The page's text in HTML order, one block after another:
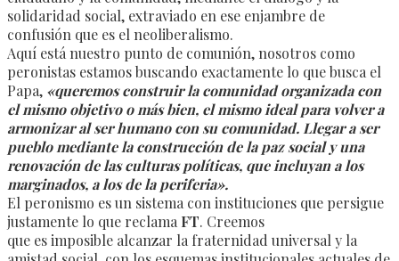
solidaridad social, extraviado en ese enjambre de
confusión que es el neoliberalismo.
Aquí está nuestro punto de comunión, nosotros como
peronistas estamos buscando exactamente lo que busca el
Papa, «queremos construir la comunidad organizada con
el mismo objetivo o más bien, el mismo ideal para volver a
armonizar al ser humano con su comunidad. Llegar a ser
pueblo mediante la construcción de la paz social y una
renovación de las culturaspolíticas, que incluyan a los
marginados, a los de la periferia».
El peronismo es un sistema con instituciones que persigue
justamente lo que reclama FT. Creemos
que es imposible alcanzar la fraternidad universal y la